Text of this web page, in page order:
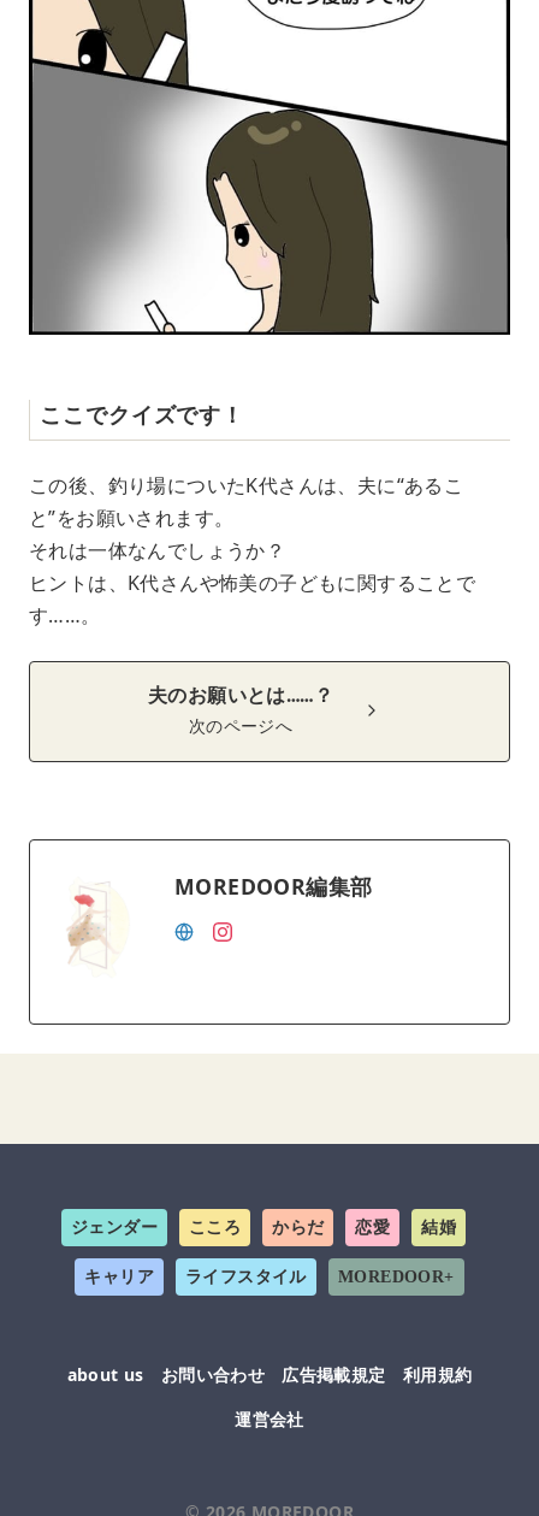
ここでクイズです！
この後、釣り場についたK代さんは、夫に“あるこ
と”をお願いされます。
それは一体なんでしょうか？
ヒントは、K代さんや怖美の子どもに関することで
す……。
夫のお願いとは……？
次のページへ
MOREDOOR編集部
ジェンダー こころ からだ 恋愛 結婚
キャリア ライフスタイル MOREDOOR+
about us お問い合わせ 広告掲載規定
利用規約
運営会社